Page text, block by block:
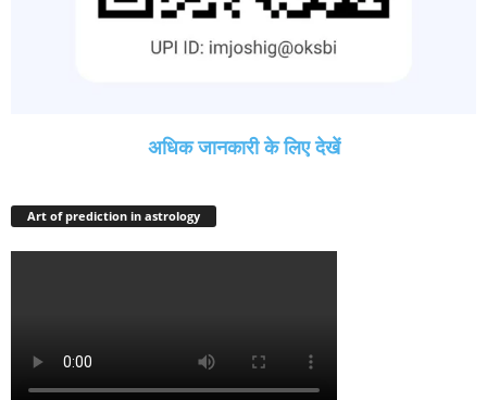
अधिक जानकारी के लिए देखें
Art of prediction in astrology